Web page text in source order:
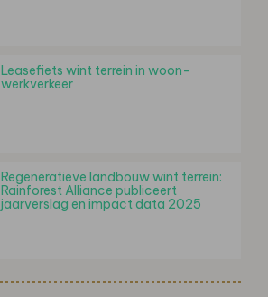
Leasefiets wint terrein in woon-
werkverkeer
Regeneratieve landbouw wint terrein:
Rainforest Alliance publiceert
jaarverslag en impact data 2025